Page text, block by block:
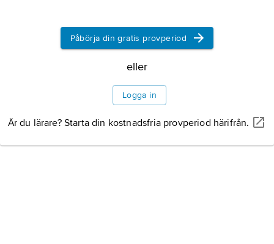
Information om artikeln
Påbörja din gratis provperiod
eller
Logga in
Är du lärare? Starta din kostnadsfria provperiod härifrån.